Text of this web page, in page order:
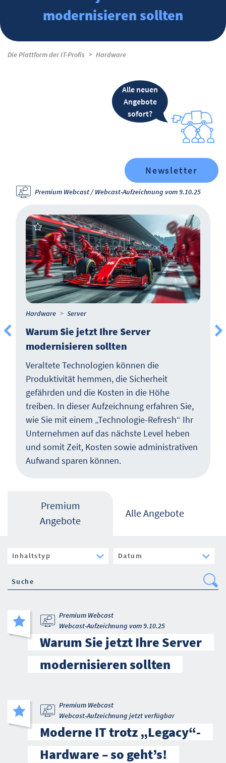
modernisieren sollten
Die Plattform der IT-Profis Hardware
Alle neuen
Angebote
sofort?
Newsletter
Premium Webcast / Webcast-Aufzeichnung vom 9.10.25
Hardware Server
Warum Sie jetzt Ihre Server
modernisieren sollten
Veraltete Technologien können die
Produktivität hemmen, die Sicherheit
gefährden und die Kosten in die Höhe
treiben. In dieser Aufzeichnung erfahren Sie,
wie Sie mit einem „Technologie-Refresh“ Ihr
Unternehmen auf das nächste Level heben
und somit Zeit, Kosten sowie administrativen
Aufwand sparen können.
Premium
Angebote
Alle Angebote
Premium Webcast
Webcast-Aufzeichnung vom 9.10.25
Warum Sie jetzt Ihre Server
modernisieren sollten
Premium Webcast
Webcast-Aufzeichnung jetzt verfügbar
Moderne IT trotz „Legacy“-
Hardware – so geht’s!